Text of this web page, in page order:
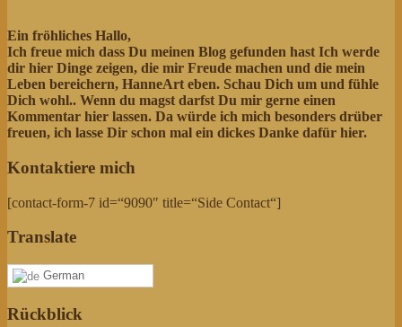
Ein fröhliches Hallo,
Ich freue mich dass Du meinen Blog gefunden hast Ich werde
dir hier Dinge zeigen, die mir Freude machen und die mein
Leben bereichern, HanneArt eben. Schau Dich um und fühle
Dich wohl.. Wenn du magst darfst Du mir gerne einen
Kommentar hier lassen. Da würde ich mich besonders drüber
freuen, ich lasse Dir schon mal ein dickes Danke dafür hier.
Kontaktiere mich
[contact-form-7 id=“9090″ title=“Side Contact“]
Translate
German
Rückblick